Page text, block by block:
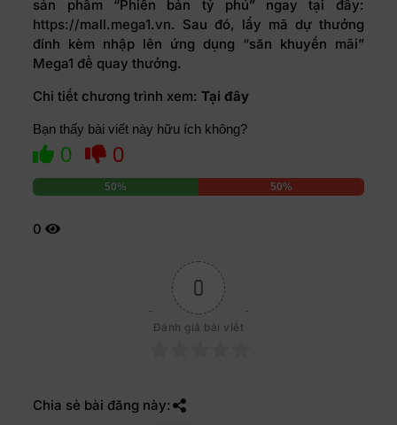
sản phẩm “Phiên bản tỷ phú” ngay tại đây:
https://mall.mega1.vn. Sau đó, lấy mã dự thưởng
đính kèm nhập lên ứng dụng “săn khuyến mãi”
Mega1 để quay thưởng.
Chi tiết chương trình xem:Tại đây
Bạn thấy bài viết này hữu ích không?
0 0
50% 50%
0
0
Đánh giá bài viết
Chia sẻ bài đăng này: